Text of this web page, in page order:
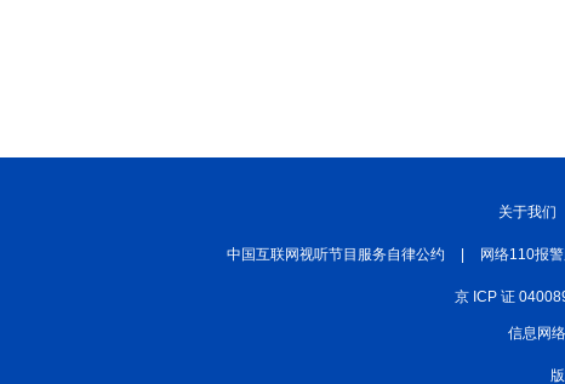
关于我们
中国互联网视听节目服务自律公约 网络110报
京 ICP 证
信息网